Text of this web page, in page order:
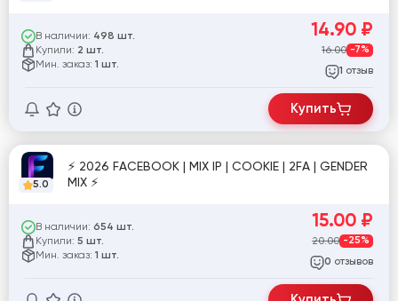
В наличии: 498 шт.
Купили: 2 шт.
Мин. заказ: 1 шт.
14.90 ₽
16.00 -7%
1 отзыв
Купить
5.0
⚡ 2026 FACEBOOK | MIX IP | COOKIE | 2FA | GENDER
MIX ⚡
В наличии: 654 шт.
Купили: 5 шт.
Мин. заказ: 1 шт.
15.00 ₽
20.00 -25%
0 отзывов